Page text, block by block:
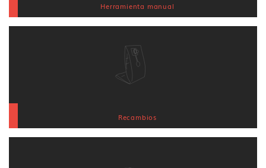
Herramienta manual
Recambios